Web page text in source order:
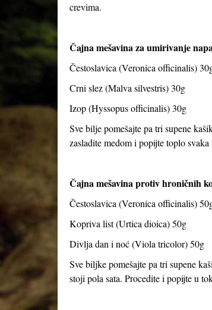
crevima.
Čajna mešavina za umirivanje
Čestoslavica (Veronica officinalis)
Crni slez (Malva silvestris) 30g
Izop (Hyssopus officinalis) 30g
Sve bilje pomešajte pa tri supene
zasladite medom i popijte toplo
Čajna mešavina protiv hroničnih
Čestoslavica (Veronica officinalis)
Kopriva list (Urtica dioica) 50g
Divlja dan i noć (Viola tricolor) 50g
Sve biljke pomešajte pa tri supene
stoji pola sata. Procedite i popijte u